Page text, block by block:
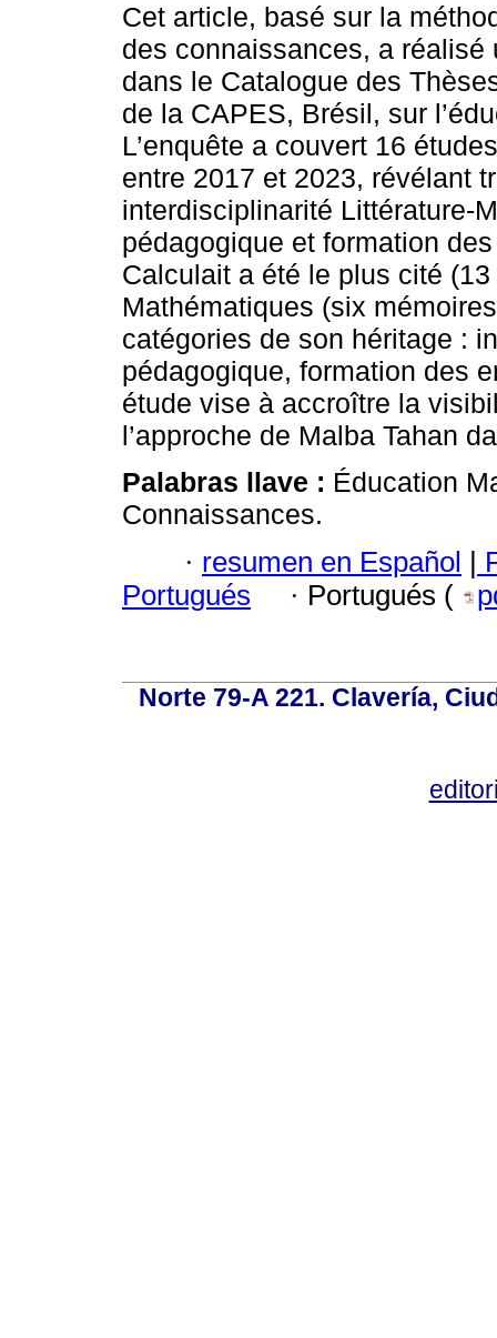
Cet article, basé sur la
des connaissances, a réalisé
dans le Catalogue des
de la CAPES, Brésil, sur
L’enquête a couvert 16
entre 2017 et 2023, révélant
interdisciplinarité Littérature-
pédagogique et formation
Calculait a été le plus cité
Mathématiques (six
catégories de son héritage :
pédagogique, formation des
étude vise à accroître la
l’approche de Malba Tahan
Palabras llave : Éducation
Connaissances.
· resumen en Español |
Portugués
· Portugués (
Norte 79-A 221. Clavería,